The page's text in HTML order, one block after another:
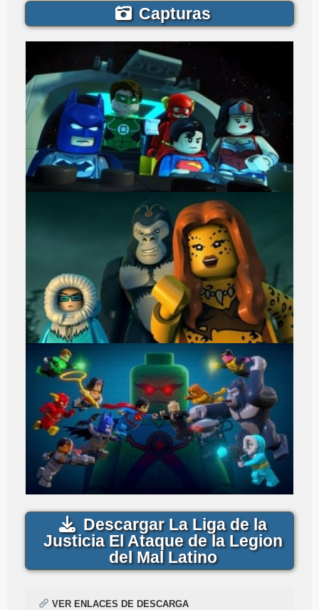
Capturas
Descargar La Liga de la
Justicia El Ataque de la Legion
del Mal Latino
VER ENLACES DE DESCARGA